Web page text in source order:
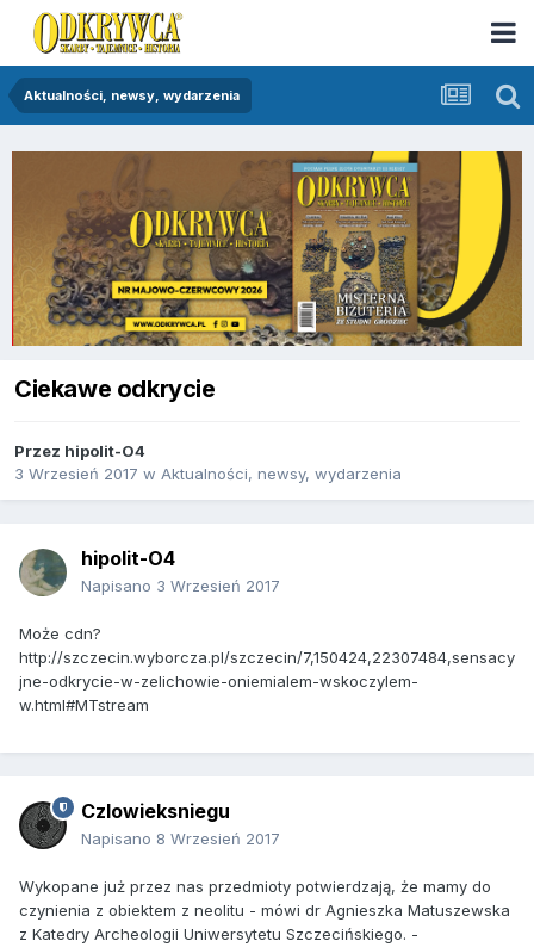
Aktualności, newsy, wydarzenia
Ciekawe odkrycie
Przez hipolit-O4
3 Wrzesień 2017 w Aktualności, newsy, wydarzenia
hipolit-O4
Napisano 3 Wrzesień 2017
Może cdn?
http://szczecin.wyborcza.pl/szczecin/7,150424,22307484,sensacy
jne-odkrycie-w-zelichowie-oniemialem-wskoczylem-
w.html#MTstream
Czlowieksniegu
Napisano 8 Wrzesień 2017
Wykopane już przez nas przedmioty potwierdzają, że mamy do
czynienia z obiektem z neolitu - mówi dr Agnieszka Matuszewska
z Katedry Archeologii Uniwersytetu Szczecińskiego. -